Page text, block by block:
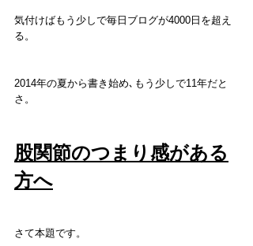
気付けばもう少しで毎日ブログが4000日を超え
る。
2014年の夏から書き始め､もう少しで11年だと
さ。
股関節のつまり感がある
方へ
さて本題です。